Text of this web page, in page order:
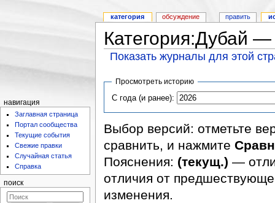
Категория:Дубай
Показать журналы для этой
Просмотреть историю
С года (и ранее):
Выбор версий: отметьте
сравнить, и нажмите
Пояснения: (текущ.) —
отличия от
изменения.
категория обсуждение править
навигация
Заглавная страница
Портал сообщества
Текущие события
Свежие правки
Случайная статья
Справка
поиск